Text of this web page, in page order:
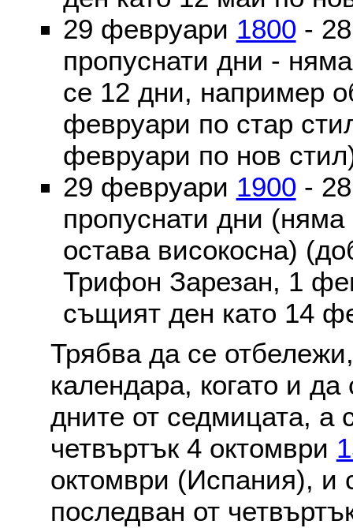
29 февруари 1800 -
пропуснати дни -
се 12 дни, например
февруари по стар
февруари по нов
29 февруари 1900 -
пропуснати дни
остава високосна)
Трифон Зарезан, 1
същият ден като 14
Трябва да се
календара, когато и
дните от седмицата, а
четвъртък 4 октомври
октомври (Испания), и
последван от